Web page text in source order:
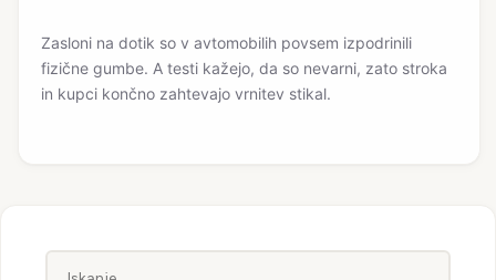
Zasloni na dotik so v avtomobilih povsem izpodrinili
fizične gumbe. A testi kažejo, da so nevarni, zato stroka
in kupci končno zahtevajo vrnitev stikal.